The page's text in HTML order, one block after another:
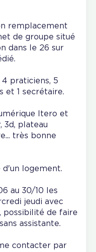
remplacement
de groupe situé
dans le 26 sur
4 praticiens, 5
et 1 secrétaire.
Itero et
3d, plateau
très bonne
d'un logement.
au 30/10 les
jeudi avec
possibilité de faire
assistante.
contacter par